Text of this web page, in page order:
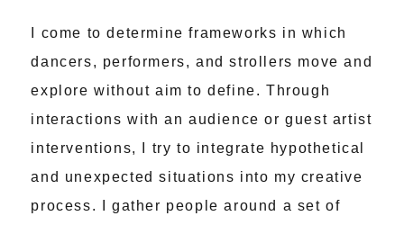
I come to determine frameworks in which
dancers, performers, and strollers move and
explore without aim to define. Through
interactions with an audience or guest artist
interventions, I try to integrate hypothetical
and unexpected situations into my creative
process. I gather people around a set of